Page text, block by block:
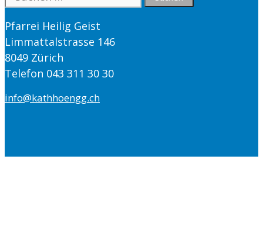
nach:
Pfarrei Heilig Geist
Limmattalstrasse 146
8049 Zürich
Telefon 043 311 30 30
info@kathhoengg.ch